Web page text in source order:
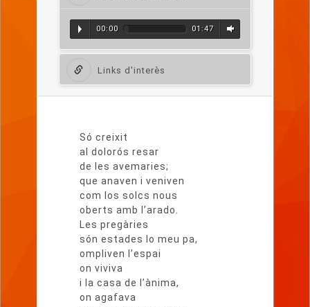
00:00 01:47
Links d'interès
Só creixit
al dolorós resar
de les avemaries;
que anaven i veniven
com los solcs nous
oberts amb l’arado.
Les pregàries
són estades lo meu pa,
ompliven l’espai
on viviva
i la casa de l’ànima,
on agafava